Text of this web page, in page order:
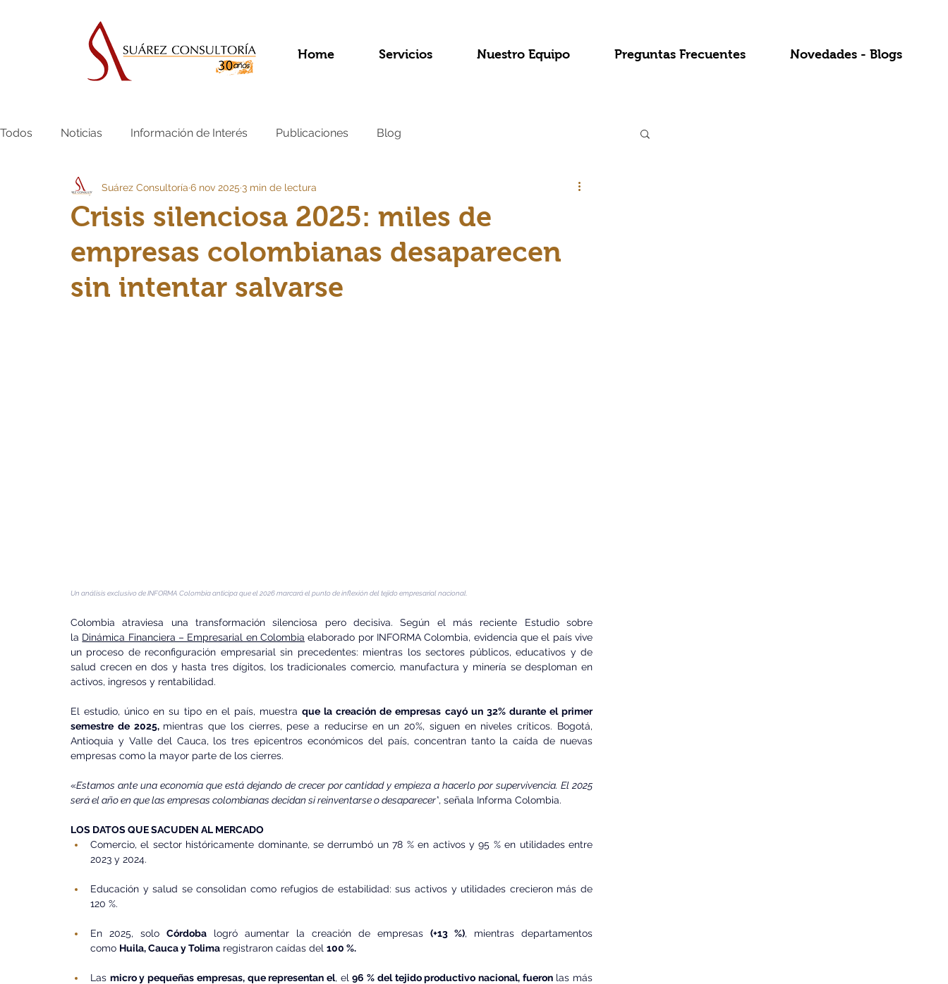
Home Servicios Nuestro Equipo Preguntas Frecuentes Novedades - Blogs
Todos Noticias Información de Interés Publicaciones Blog
Crisis silenciosa 2025: miles de
empresas colombianas desaparecen
sin intentar salvarse
Suárez Consultoría 6 nov 2025 3 min de lectura
Un análisis exclusivo de INFORMA Colombia anticipa que el 2026 marcará el punto de inflexión del tejido empresarial nacional.
Colombia atraviesa una transformación silenciosa pero decisiva. Según el más reciente Estudio sobre
la Dinámica Financiera – Empresarial en Colombia elaborado por INFORMA Colombia, evidencia que el país vive
un proceso de reconfiguración empresarial sin precedentes: mientras los sectores públicos, educativos y de
salud crecen en dos y hasta tres dígitos, los tradicionales comercio, manufactura y minería se desploman en
activos, ingresos y rentabilidad.
El estudio, único en su tipo en el país, muestra que la creación de empresas cayó un 32% durante el primer
semestre de 2025, mientras que los cierres, pese a reducirse en un 20%, siguen en niveles críticos. Bogotá,
Antioquia y Valle del Cauca, los tres epicentros económicos del país, concentran tanto la caída de nuevas
empresas como la mayor parte de los cierres.
«Estamos ante una economía que está dejando de crecer por cantidad y empieza a hacerlo por supervivencia. El 2025
será el año en que las empresas colombianas decidan si reinventarse o desaparecer”, señala Informa Colombia.
LOS DATOS QUE SACUDEN AL MERCADO
Comercio, el sector históricamente dominante, se derrumbó un 78 % en activos y 95 % en utilidades entre
2023 y 2024.
Educación y salud se consolidan como refugios de estabilidad: sus activos y utilidades crecieron más de
120 %.
En 2025, solo Córdoba logró aumentar la creación de empresas (+13 %), mientras departamentos
como Huila, Cauca y Tolima registraron caídas del 100 %.
Las micro y pequeñas empresas, que representan el, el 96 % del tejido productivo nacional, fueron las más